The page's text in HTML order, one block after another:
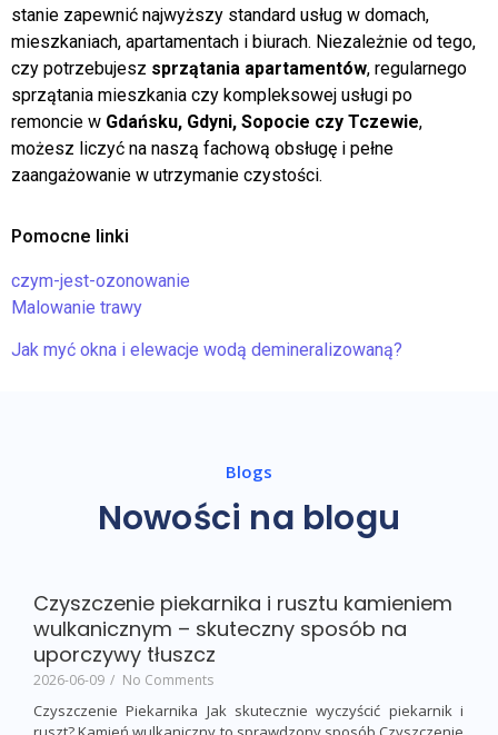
gwarancja jakości. Dzięki doświadczeniu, profesjonalnym
środkom czystości i nowoczesnemu sprzętowi jesteśmy w
stanie zapewnić najwyższy standard usług w domach,
mieszkaniach, apartamentach i biurach. Niezależnie od tego,
czy potrzebujeszsprzątania apartamentów, regularnego
sprzątania mieszkania czy kompleksowej usługi po
remoncie wGdańsku, Gdyni, Sopocie czy Tczewie
zaangażowanie w utrzymanie czystości.
Pomocne linki
czym-jest-ozonowanie
Blogs
Czyszczenie piekarnika i rusztu kamieniem
wulkanicznym – skuteczny sposób na
uporczywy tłuszcz